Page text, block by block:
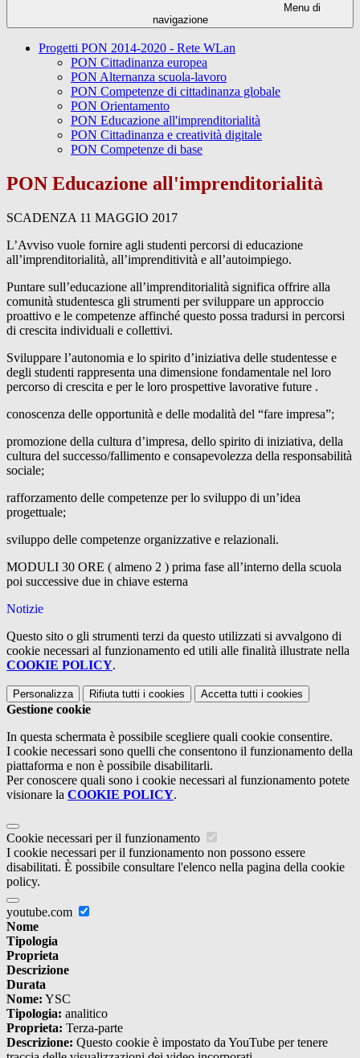
Menu di
navigazione
Progetti PON 2014-2020 - Rete WLan
PON Cittadinanza europea
PON Alternanza scuola-lavoro
PON Competenze di cittadinanza globale
PON Orientamento
PON Educazione all'imprenditorialità
PON Cittadinanza e creatività digitale
PON Competenze di base
PON Educazione all'imprenditorialità
SCADENZA 11 MAGGIO 2017
L’Avviso vuole fornire agli studenti percorsi di educazione
all’imprenditorialità, all’imprenditività e all’autoimpiego.
Puntare sull’educazione all’imprenditorialità significa offrire alla
comunità studentesca gli strumenti per sviluppare un approccio
proattivo e le competenze affinché questo possa tradursi in percorsi
di crescita individuali e collettivi.
Sviluppare l’autonomia e lo spirito d’iniziativa delle studentesse e
degli studenti rappresenta una dimensione fondamentale nel loro
percorso di crescita e per le loro prospettive lavorative future .
conoscenza delle opportunità e delle modalità del “fare impresa”;
promozione della cultura d’impresa, dello spirito di iniziativa, della
cultura del successo/fallimento e consapevolezza della responsabilità
sociale;
rafforzamento delle competenze per lo sviluppo di un’idea
progettuale;
sviluppo delle competenze organizzative e relazionali.
MODULI 30 ORE ( almeno 2 ) prima fase all’interno della scuola
poi successive due in chiave esterna
Notizie
Questo sito o gli strumenti terzi da questo utilizzati si avvalgono di
cookie necessari al funzionamento ed utili alle finalità illustrate nella
COOKIE POLICY.
Personalizza Rifiuta tutti i cookies Accetta tutti i cookies
Gestione cookie
In questa schermata è possibile scegliere quali cookie consentire.
I cookie necessari sono quelli che consentono il funzionamento della
piattaforma e non è possibile disabilitarli.
Per conoscere quali sono i cookie necessari al funzionamento potete
visionare la COOKIE POLICY.
Cookie necessari per il funzionamento
I cookie necessari per il funzionamento non possono essere
disabilitati. È possibile consultare l'elenco nella pagina della cookie
policy.
youtube.com
Nome
Tipologia
Proprieta
Descrizione
Durata
Nome: YSC
Tipologia: analitico
Proprieta: Terza-parte
Descrizione: Questo cookie è impostato da YouTube per tenere